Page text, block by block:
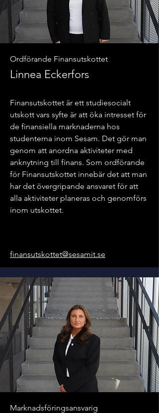
Ordförande Finansutskottet
Linnea Eckerfors
Finansutskottet är ett studiesocialt
utskott vars syfte är att öka intresset för
de finansiella marknaderna hos
studenterna inom Sesam. Det gör man
genom att anordna aktiviteter med
anknytning till finans. Som ordförande
för Finansutskottet innebär det att man
har det övergripande ansvaret för att
alla aktiviteter planeras och genomförs
inom utskottet.
finansutskottet@sesamit.se
Marknadsföringsansvarig